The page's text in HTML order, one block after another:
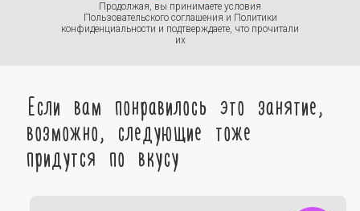
Продолжая, вы принимаете условия
Пользовательского соглашения и Политики
конфиденциальности и подтверждаете, что прочитали
их
Если вам понравилось это занятие,
возможно, следующие тоже
придутся по вкусу